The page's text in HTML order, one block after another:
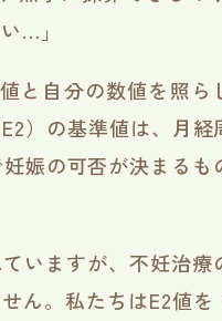
…」
と自分の数値を照ら
）の基準値は、月経
娠の可否が決まるも
いますが、不妊治療
ん。私たちはE2値を